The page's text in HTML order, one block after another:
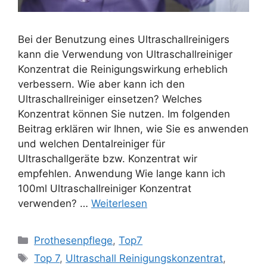
Bei der Benutzung eines Ultraschallreinigers
kann die Verwendung von Ultraschallreiniger
Konzentrat die Reinigungswirkung erheblich
verbessern. Wie aber kann ich den
Ultraschallreiniger einsetzen? Welches
Konzentrat können Sie nutzen. Im folgenden
Beitrag erklären wir Ihnen, wie Sie es anwenden
und welchen Dentalreiniger für
Ultraschallgeräte bzw. Konzentrat wir
empfehlen. Anwendung Wie lange kann ich
100ml Ultraschallreiniger Konzentrat
verwenden? … Weiterlesen
Kategorien
Prothesenpflege,Top7
Schlagwörter
Top 7, Ultraschall Reinigungskonzentrat,